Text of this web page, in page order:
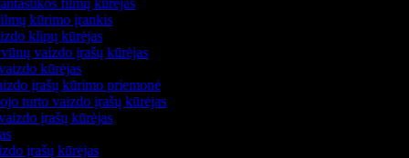
filmų kūrėjas
kūrimo įrankis
klipų kūrėjas
vaizdo įrašų kūrėjas
kūrėjas
įrašų kūrimo priemonė
turto vaizdo įrašų kūrėjas
įrašų kūrėjas
įrašų kūrėjas